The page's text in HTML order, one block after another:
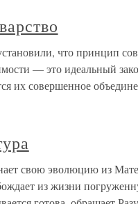
что принцип
— это идеальный
их совершенное
свою эволюцию из
из жизни